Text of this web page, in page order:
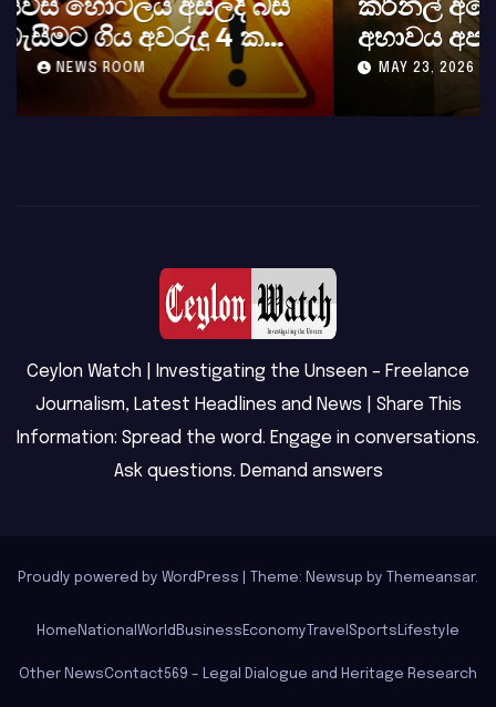
අභාවය අප රටට සිදුවූ විශාල පාඩුවකි
MAY 23, 2026 NEWS ROOM
Ceylon Watch | Investigating the Unseen – Freelance
Journalism, Latest Headlines and News | Share This
Information: Spread the word. Engage in conversations.
Ask questions. Demand answers
Proudly powered by WordPress Theme: Newsup by Themeansar.
Home National World Business Economy Travel Sports Lifestyle
Other NewsContact569 – Legal Dialogue and Heritage Research